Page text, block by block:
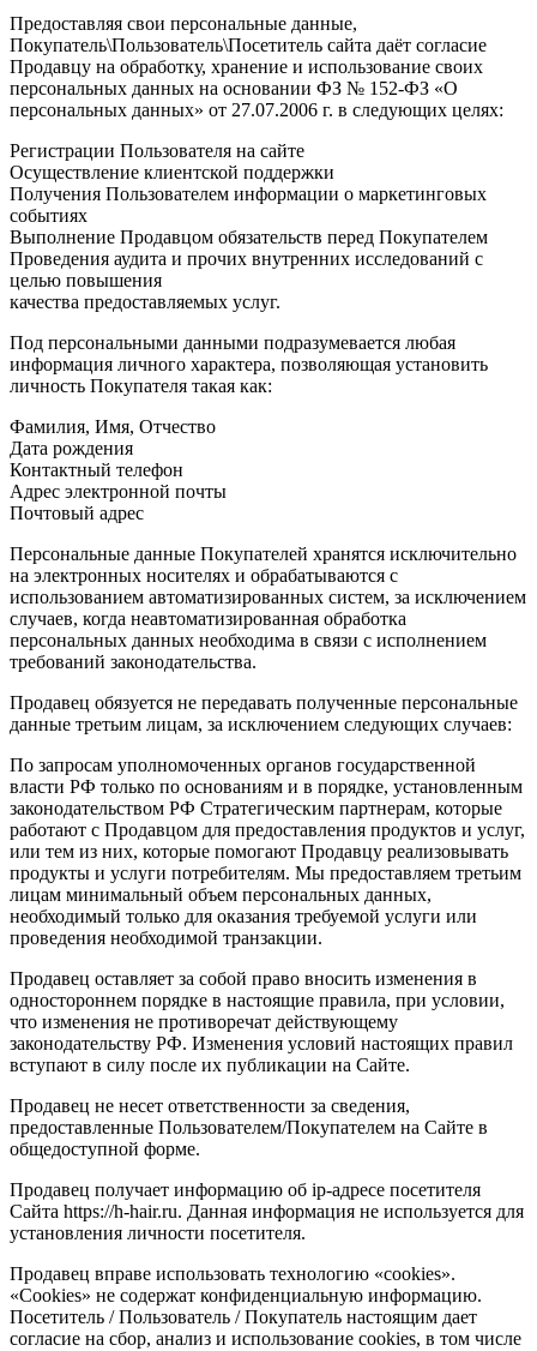
Предоставляя свои персональные данные,
Покупатель\Пользователь\Посетитель сайта даёт согласие
Продавцу на обработку, хранение и использование своих
персональных данных на основании ФЗ № 152-ФЗ «О
персональных данных» от 27.07.2006 г. в следующих целях:
Регистрации Пользователя на сайте
Осуществление клиентской поддержки
Получения Пользователем информации о маркетинговых
событиях
Выполнение Продавцом обязательств перед Покупателем
Проведения аудита и прочих внутренних исследований с
целью повышения
качества предоставляемых услуг.
Под персональными данными подразумевается любая
информация личного характера, позволяющая установить
личность Покупателя такая как:
Фамилия, Имя, Отчество
Дата рождения
Контактный телефон
Адрес электронной почты
Почтовый адрес
Персональные данные Покупателей хранятся исключительно
на электронных носителях и обрабатываются с
использованием автоматизированных систем, за исключением
случаев, когда неавтоматизированная обработка
персональных данных необходима в связи с исполнением
требований законодательства.
Продавец обязуется не передавать полученные персональные
данные третьим лицам, за исключением следующих случаев:
По запросам уполномоченных органов государственной
власти РФ только по основаниям и в порядке, установленным
законодательством РФ Стратегическим партнерам, которые
работают с Продавцом для предоставления продуктов и услуг,
или тем из них, которые помогают Продавцу реализовывать
продукты и услуги потребителям. Мы предоставляем третьим
лицам минимальный объем персональных данных,
необходимый только для оказания требуемой услуги или
проведения необходимой транзакции.
Продавец оставляет за собой право вносить изменения в
одностороннем порядке в настоящие правила, при условии,
что изменения не противоречат действующему
законодательству РФ. Изменения условий настоящих правил
вступают в силу после их публикации на Сайте.
Продавец не несет ответственности за сведения,
предоставленные Пользователем/Покупателем на Сайте в
общедоступной форме.
Продавец получает информацию об ip-адресе посетителя
Сайта https://h-hair.ru. Данная информация не используется для
установления личности посетителя.
Продавец вправе использовать технологию «cookies».
«Cookies» не содержат конфиденциальную информацию.
Посетитель / Пользователь / Покупатель настоящим дает
согласие на сбор, анализ и использование cookies, в том числе